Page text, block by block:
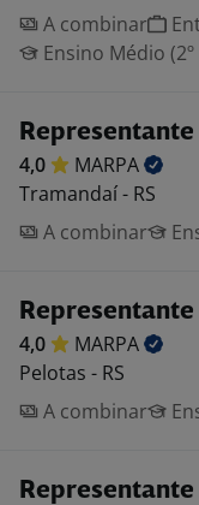
A combinar
Ensino Médio
4,0
MARPA
Tramandaí - RS
A combinar
4,0
MARPA
Pelotas - RS
A combinar